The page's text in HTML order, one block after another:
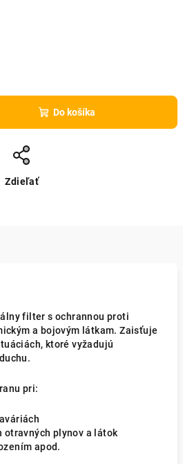
Do košíka
Zdieľať
filter s ochrannou proti
a bojovým látkam. Zaisťuje
ktoré vyžadujú
pri:
otravných plynov a látok
apod.